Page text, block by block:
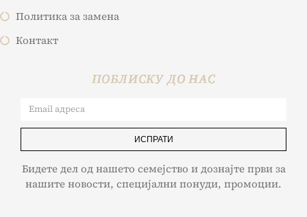
Политика за замена
Контакт
ПОБЛИСКУ ДО НАС
ИСПРАТИ
Бидете дел од нашето семејство и дознајте први за
нашите новости, специјални понуди, промоции.